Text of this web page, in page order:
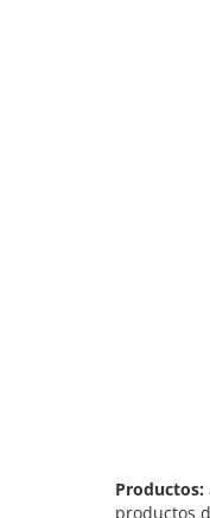
Productos:
productos